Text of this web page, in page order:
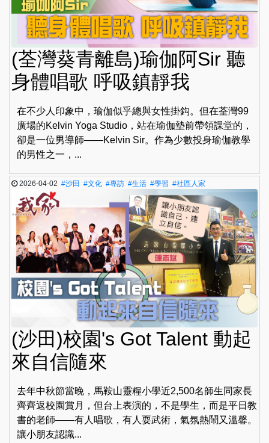
(荃灣葵青離島)瑜伽阿Sir 聽
身體唱歌 呼吸鎮靜我
在不少人印象中，瑜伽似乎總與女性掛鈎。但在荃灣99
廣場的Kelvin Yoga Studio，站在瑜伽墊前帶領課堂的，
卻是一位男導師——Kelvin Sir。作為少數投身瑜伽教學
的男性之一，...
2026-04-02#沙田 #文化 #專訪 #生活 #學習 #社區人家
(沙田)校園's Got Talent 動起
來自信隨來
去年中秋節當晚，馬鞍山靈糧小學近2,500名師生同家長
齊齊返校園賞月，但台上表演的，不是學生，而是平日教
書的老師——有人唱歌，有人耍武術，氣氛熱鬧又溫馨。
讓小朋友認識...